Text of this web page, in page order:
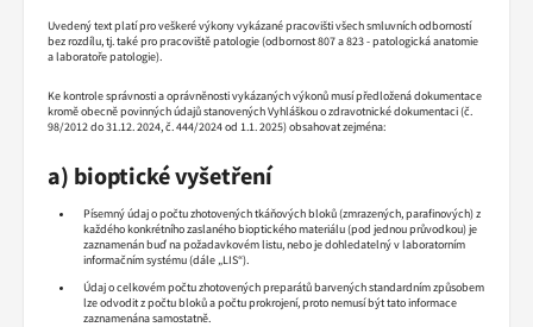
Uvedený text platí pro veškeré výkony vykázané pracovišti všech smluvních odborností
bez rozdílu, tj. také pro pracoviště patologie (odbornost 807 a 823 - patologická anatomie
a laboratoře patologie).
Ke kontrole správnosti a oprávněnosti vykázaných výkonů musí předložená dokumentace
kromě obecně povinných údajů stanovených Vyhláškou o zdravotnické dokumentaci (č.
98/2012 do 31.12. 2024, č. 444/2024 od 1.1. 2025) obsahovat zejména:
a) bioptické vyšetření
Písemný údaj o počtu zhotovených tkáňových bloků (zmrazených, parafinových) z
každého konkrétního zaslaného bioptického materiálu (pod jednou průvodkou) je
zaznamenán buď na požadavkovém listu, nebo je dohledatelný v laboratorním
informačním systému (dále „LIS“).
Údaj o celkovém počtu zhotovených preparátů barvených standardním způsobem
lze odvodit z počtu bloků a počtu prokrojení, proto nemusí být tato informace
zaznamenána samostatně.